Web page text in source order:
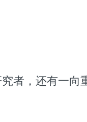
者，还有一向